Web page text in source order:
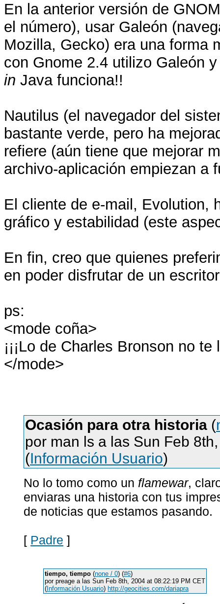
En la anterior versión de
el número), usar Galeón
Mozilla, Gecko) era una forma
con Gnome 2.4 utilizo Galeón
in Java funciona!!
Nautilus (el navegador del
bastante verde, pero ha
refiere (aún tiene que mejorar
archivo-aplicación empiezan a
El cliente de e-mail, Evolution,
gráfico y estabilidad (este
En fin, creo que quienes
en poder disfrutar de un
ps:
<mode coña>
¡¡¡Lo de Charles Bronson no
</mode>
Ocasión para otra historia (
por man ls a las Sun Feb
(Información Usuario)
No lo tomo como un flamewar,
enviaras una historia con tus
de noticias que estamos pasando.
[ Padre ]
tiempo, tiempo (none / 0) (#6)
por preage a las Sun Feb 8th, 2004 at 08:22:19 PM CET
( Información Usuario) http://geocities.com/dariapra